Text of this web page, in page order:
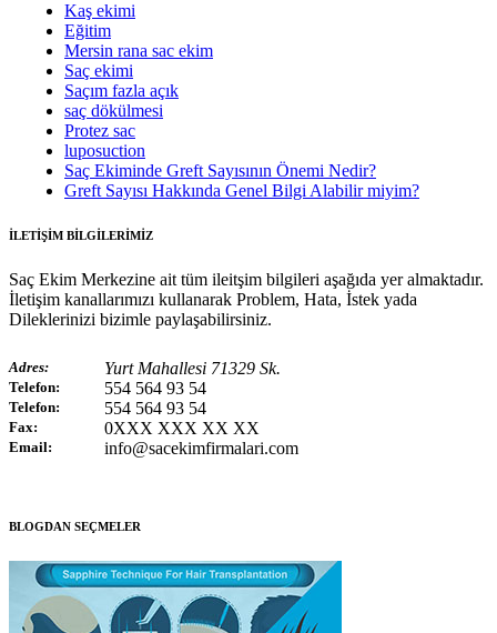
Kaş ekimi
Eğitim
Mersin rana sac ekim
Saç ekimi
Saçım fazla açık
saç dökülmesi
Protez sac
luposuction
Saç Ekiminde Greft Sayısının Önemi Nedir?
Greft Sayısı Hakkında Genel Bilgi Alabilir miyim?
İLETİŞİM BİLGİLERİMİZ
Saç Ekim Merkezine ait tüm ileitşim bilgileri aşağıda yer almaktadır.
İletişim kanallarımızı kullanarak Problem, Hata, İstek yada
Dileklerinizi bizimle paylaşabilirsiniz.
Adres: Yurt Mahallesi 71329 Sk.
Telefon: 554 564 93 54
Telefon: 554 564 93 54
Fax: 0XXX XXX XX XX
Email: info@sacekimfirmalari.com
BLOGDAN SEÇMELER